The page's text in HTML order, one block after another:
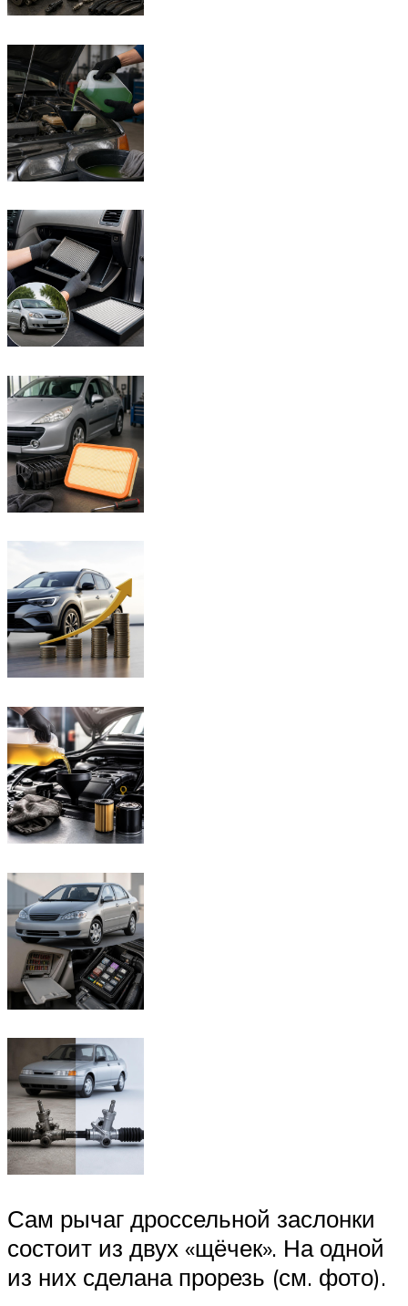
Сам рычаг дроссельной заслонки
состоит из двух «щёчек». На одной
из них сделана прорезь (см. фото).